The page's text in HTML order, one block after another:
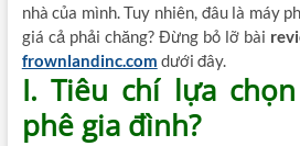
nhà của mình. Tuy nhiên, đâu là máy
giá cả phải chăng? Đừng bỏ lỡ bài
frownlandinc.com dưới đây.
I. Tiêu chí lựa
phê gia đình?